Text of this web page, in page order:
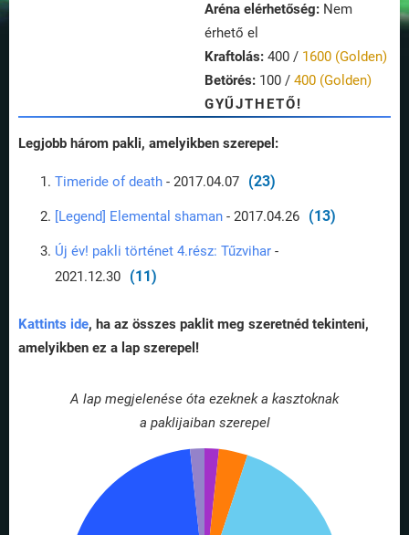
Aréna elérhetőség: Nem
érhető el
Kraftolás: 400 / 1600 (Golden)
Betörés: 100 / 400 (Golden)
GYŰJTHETŐ!
Legjobb három pakli, amelyikben szerepel:
Timeride of death - 2017.04.07 (23)
[Legend] Elemental shaman - 2017.04.26 (13)
Új év! pakli történet 4.rész: Tűzvihar -
2021.12.30
(11)
Kattints ide, ha az összes paklit meg szeretnéd tekinteni,
amelyikben ez a lap szerepel!
A lap megjelenése óta ezeknek a kasztoknak
a paklijaiban szerepel